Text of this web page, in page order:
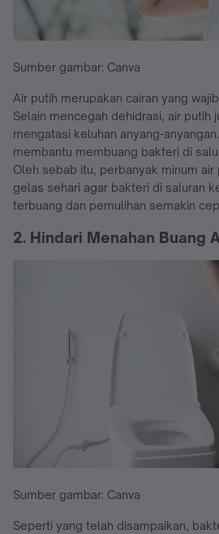
Sumber gambar: Canva
Air putih merupakan cairan yang
Selain mencegah dehidrasi, air putih
mengatasi keluhan anyang-
membantu membuang bakteri di
Oleh sebab itu, perbanyak minum
gelas sehari agar bakteri di saluran
terbuang dan pemulihan semakin
2. Hindari Menahan Buang
Sumber gambar: Canva
Seperti yang telah disampaikan,